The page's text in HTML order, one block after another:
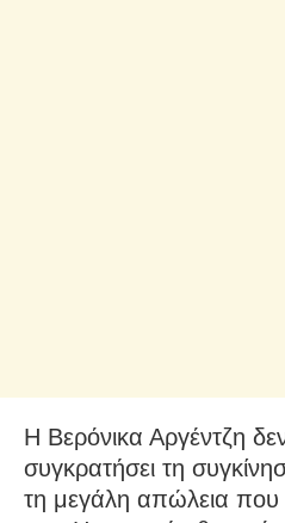
Η Βερόνικα Αργέντζη
συγκρατήσει τη
τη μεγάλη απώλεια